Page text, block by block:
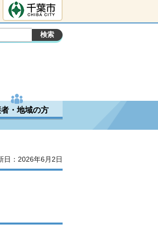
千葉市ホームペ
ージ
・地域の方
日：2026年6月2日